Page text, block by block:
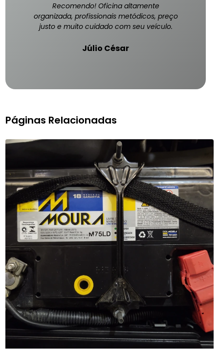
Recomendo! Oficina altamente
organizada, profissionais metódicos, preço
justo e muito cuidado com seu veículo.
Júlio César
Páginas Relacionadas